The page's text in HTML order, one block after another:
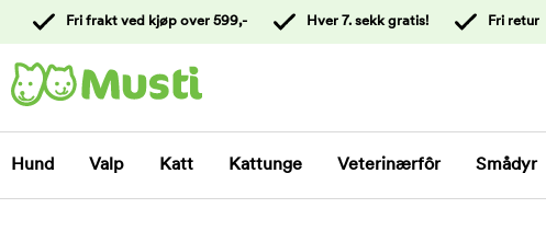
kundeservice
Fri frakt ved kjøp over 599,- Hver 7. sekk gratis! Fri retur
Hund Valp Katt Kattunge Veterinærfôr Smådyr